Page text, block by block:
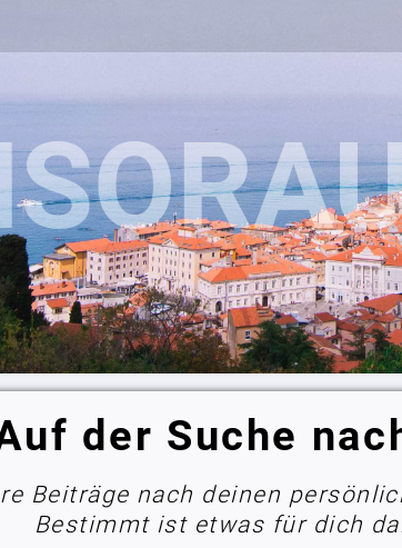
der Suche
Beiträge nach deinen
Bestimmt ist etwas für dich